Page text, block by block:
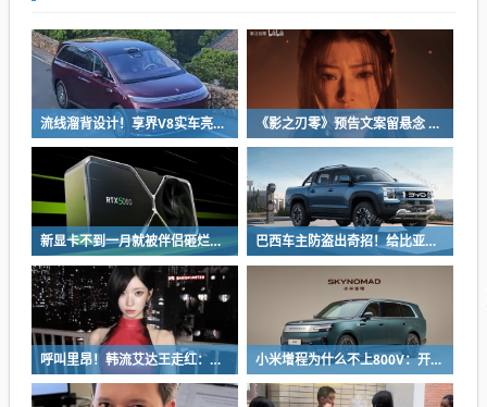
流线溜背设计！享界V8实车亮相：增程版最大续航339km 《影之刃零》预告文案留悬念 玩家：要反向跳票
新显卡不到一月就被伴侣砸烂：小哥哀叹如此脆弱 巴西车主防盗出奇招！给比亚迪鲨鱼皮卡零件“打疫苗” 失窃率大降93%
呼叫里昂！韩流艾达王走红：魅感十足 粉丝直接喊妈妈 小米增程为什么不上800V：开发时间和成本考虑